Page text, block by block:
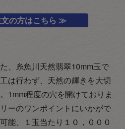
の方はこちら ≫
、糸魚川天然翡翠10mm玉で
は行わず、天然の輝きを大切
1mm程度の穴を開けておりま
ーのワンポイントにいかがで
能、１玉当たり１０，０００